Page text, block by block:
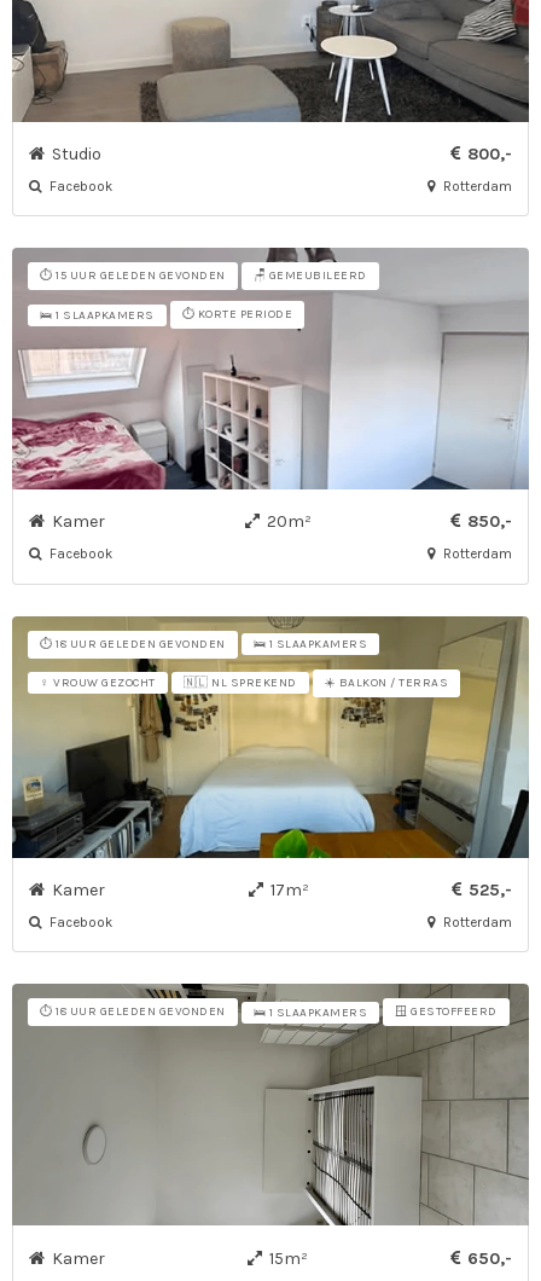
Studio 800,-
Facebook Rotterdam
⏱️ 15 UUR GELEDEN GEVONDEN 🪑 GEMEUBILEERD
🛌 1 SLAAPKAMERS ⏱️ KORTE PERIODE
Kamer 20m² 850,-
Facebook Rotterdam
⏱️ 18 UUR GELEDEN GEVONDEN 🛌 1 SLAAPKAMERS
♀ VROUW GEZOCHT 🇳🇱 NL SPREKEND ☀️ BALKON / TERRAS
Kamer 17m² 525,-
Facebook Rotterdam
⏱️ 18 UUR GELEDEN GEVONDEN 🛌 1 SLAAPKAMERS 🪟 GESTOFFEERD
Kamer 15m² 650,-